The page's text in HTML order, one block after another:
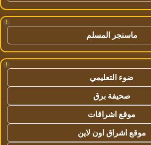
!
ماسنجر المسلم
!
ضوء التعليمي
صحيفة برق
موقع اشراقات
موقع اشراق اون لاين